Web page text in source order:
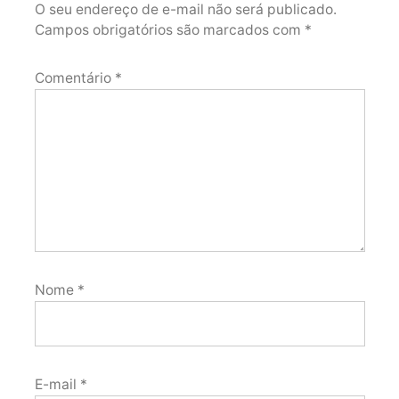
O seu endereço de e-mail não será publicado.
Campos obrigatórios são marcados com *
Comentário *
Nome *
E-mail *